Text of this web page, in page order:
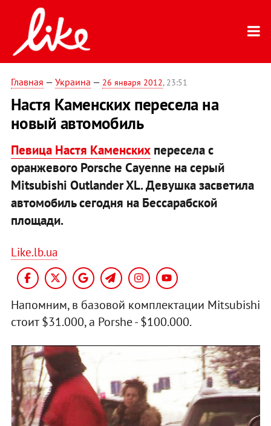
Главная — Украина — 26 января 2012, 23:51
Настя Каменских пересела на
новый автомобиль
Певица Настя Каменскихпересела с
оранжевого Porsche Cayenne на серый
Mitsubishi Outlander XL. Девушка засветила
автомобиль сегодня на Бессарабской
площади.
Like.lb.ua
Напомним, в базовой комплектации Mitsubishi
стоит $31.000, а Porshe - $100.000.